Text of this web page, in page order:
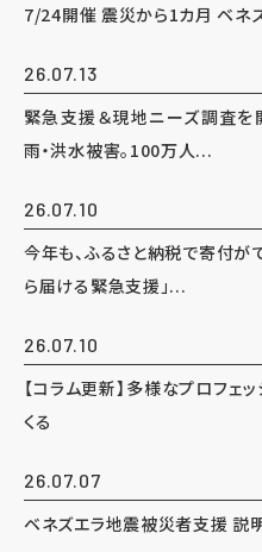
7/24開催 震災から1カ月 ベネ
26.07.13
緊急支援＆現地ニーズ調査を
雨・洪水被害。100万人...
26.07.10
今年も、ふるさと納税で寄付が
ら届ける緊急支援」...
26.07.10
【コラム更新】多様なプロフェ
くる
26.07.07
ベネズエラ地震被災者支援